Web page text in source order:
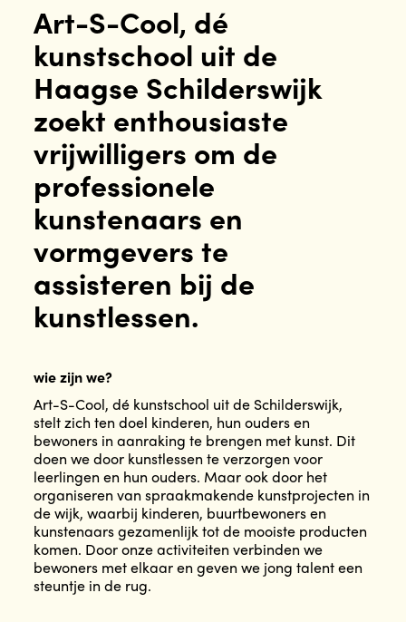
Art-S-Cool, dé
kunstschool uit de
Haagse Schilderswijk
zoekt enthousiaste
vrijwilligers om de
professionele
kunstenaars en
vormgevers te
assisteren bij de
kunstlessen.
wie zijn we?
Art-S-Cool, dé kunstschool uit de Schilderswijk,
stelt zich ten doel kinderen, hun ouders en
bewoners in aanraking te brengen met kunst. Dit
doen we door kunstlessen te verzorgen voor
leerlingen en hun ouders. Maar ook door het
organiseren van spraakmakende kunstprojecten in
de wijk, waarbij kinderen, buurtbewoners en
kunstenaars gezamenlijk tot de mooiste producten
komen. Door onze activiteiten verbinden we
bewoners met elkaar en geven we jong talent een
steuntje in de rug.